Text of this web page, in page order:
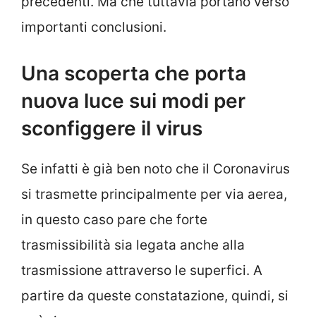
importanti conclusioni.
Una scoperta che porta
nuova luce sui modi per
sconfiggere il virus
Se infatti è già ben noto che il Coronavirus
si trasmette principalmente per via aerea,
in questo caso pare che forte
trasmissibilità sia legata anche alla
trasmissione attraverso le superfici. A
partire da queste constatazione, quindi, si